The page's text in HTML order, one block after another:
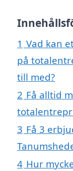
1 Vad kan
på
till med?
2 Få alltid
3 Få 3
4 Hur